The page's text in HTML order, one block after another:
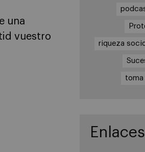
una
vuestro
riqueza
toma
Enlaces